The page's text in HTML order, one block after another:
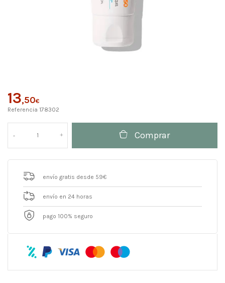
13,50€
Referencia 178302
Comprar
envío gratis desde 59€
envío en 24 horas
pago 100% seguro